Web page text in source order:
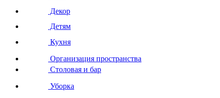
Декор
Детям
Кухня
Организация пространства
Столовая и бар
Уборка